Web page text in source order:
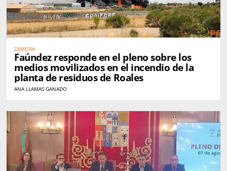
ZAMORA
Faúndez responde en el pleno sobre los
medios movilizados en el incendio de la
planta de residuos de Roales
ANA LLAMAS GANADO